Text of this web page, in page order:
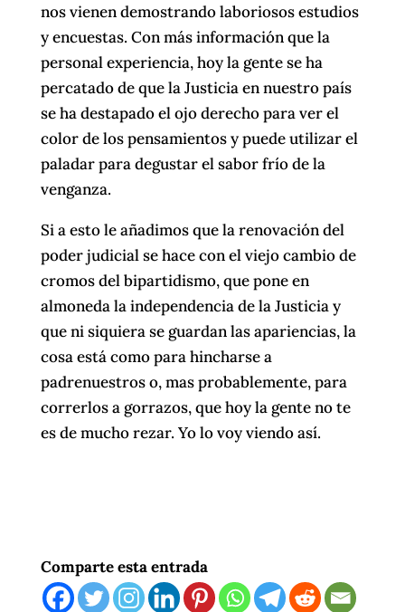
nos vienen demostrando laboriosos estudios
y encuestas. Con más información que la
personal experiencia, hoy la gente se ha
percatado de que la Justicia en nuestro país
se ha destapado el ojo derecho para ver el
color de los pensamientos y puede utilizar el
paladar para degustar el sabor frío de la
venganza.
Si a esto le añadimos que la renovación del
poder judicial se hace con el viejo cambio de
cromos del bipartidismo, que pone en
almoneda la independencia de la Justicia y
que ni siquiera se guardan las apariencias, la
cosa está como para hincharse a
padrenuestros o, mas probablemente, para
correrlos a gorrazos, que hoy la gente no te
es de mucho rezar. Yo lo voy viendo así.
Comparte esta entrada